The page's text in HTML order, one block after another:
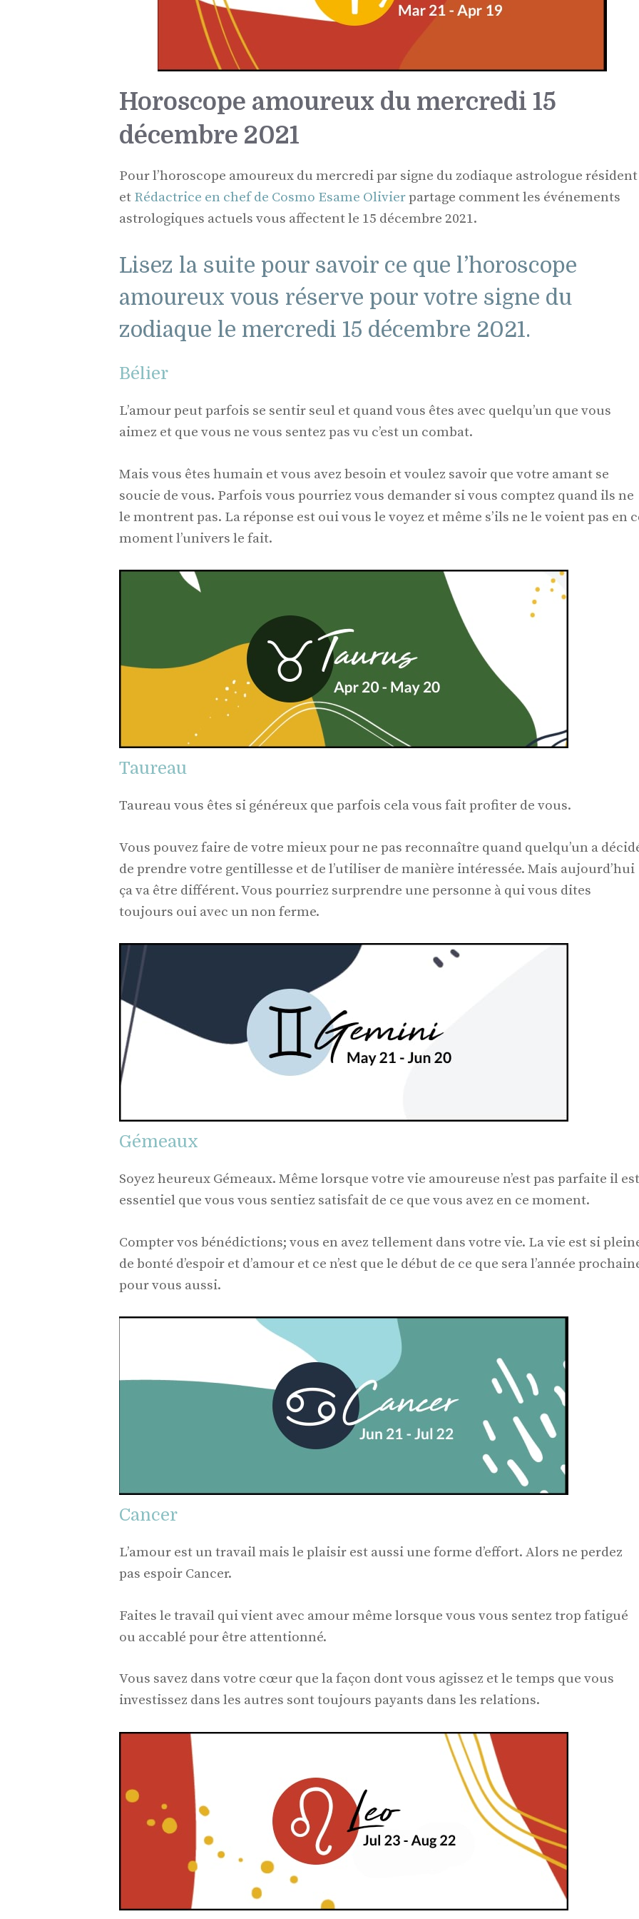
Horoscope amoureux du mercredi 15
décembre 2021
Pour l’horoscope amoureux du mercredi par signe du zodiaque astrologue résident
et Rédactrice en chef de Cosmo Esame Olivierpartage comment les événements
astrologiques actuels vous affectent le 15 décembre 2021.
Lisez la suite pour savoir ce que l’horoscope
amoureux vous réserve pour votre signe du
zodiaque le mercredi 15 décembre 2021.
Bélier
L’amour peut parfois se sentir seul et quand vous êtes avec quelqu’un que vous
aimez et que vous ne vous sentez pas vu c’est un combat.
Mais vous êtes humain et vous avez besoin et voulez savoir que votre amant se
soucie de vous. Parfois vous pourriez vous demander si vous comptez quand ils ne
le montrent pas. La réponse est oui vous le voyez et même s’ils ne le voient pas en
moment l’univers le fait.
Taureau
Taureau vous êtes si généreux que parfois cela vous fait profiter de vous.
Vous pouvez faire de votre mieux pour ne pas reconnaître quand quelqu’un a
de prendre votre gentillesse et de l’utiliser de manière intéressée. Mais aujourd’hui
ça va être différent. Vous pourriez surprendre une personne à qui vous dites
toujours oui avec un non ferme.
Gémeaux
Soyez heureux Gémeaux. Même lorsque votre vie amoureuse n’est pas parfaite il est
essentiel que vous vous sentiez satisfait de ce que vous avez en ce moment.
Compter vos bénédictions; vous en avez tellement dans votre vie. La vie est si
de bonté d’espoir et d’amour et ce n’est que le début de ce que sera l’année
pour vous aussi.
Cancer
L’amour est un travail mais le plaisir est aussi une forme d’effort. Alors ne perdez
pas espoir Cancer.
Faites le travail qui vient avec amour même lorsque vous vous sentez trop fatigué
ou accablé pour être attentionné.
Vous savez dans votre cœur que la façon dont vous agissez et le temps que vous
investissez dans les autres sont toujours payants dans les relations.